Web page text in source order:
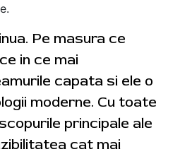
Pe masura ce
in ce mai
capata si ele o
moderne. Cu toate
principale ale
cat mai